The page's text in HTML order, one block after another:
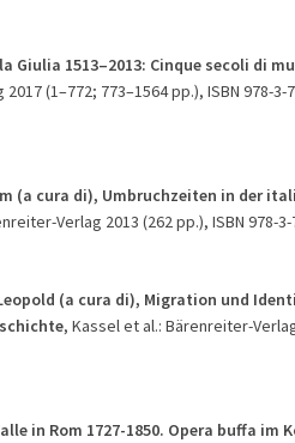
Giulia 1513–2013: Cinque secoli di
(1–772; 773–1564 pp.), ISBN 978-3-
(a cura di), Umbruchzeiten in der
Verlag 2013 (262 pp.), ISBN 978-3-
(a cura di), Migration und
, Kassel et al.: Bärenreiter-
in Rom 1727-1850. Opera buffa